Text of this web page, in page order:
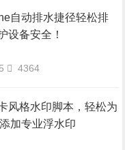
自动排水捷径轻松排
设备安全！
4364
风格水印脚本，轻松为
加专业浮水印